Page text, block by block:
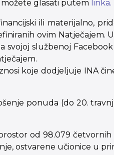
možete glasati putem linka.
ili materijalno,
ovim
službenoj
koje dodjeljuje INA
ponuda (do 20.
od 98.079
ostvarene učionice u